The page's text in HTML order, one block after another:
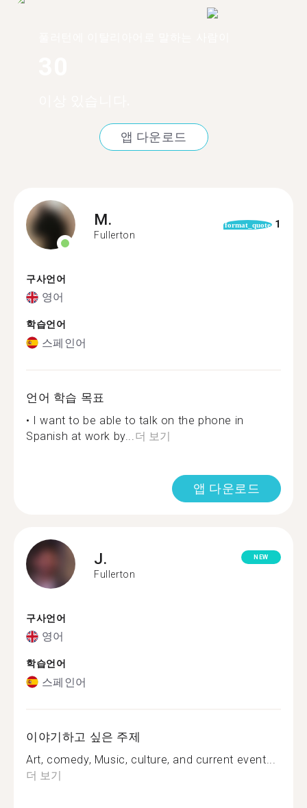
앱 다운로드
M.
Fullerton
format_quote 1
구사언어
영어
학습언어
스페인어
언어 학습 목표
• I want to be able to talk on the phone in
Spanish at work by... 더 보기
앱 다운로드
J.
Fullerton
NEW
구사언어
영어
학습언어
스페인어
이야기하고 싶은 주제
Art, comedy, Music, culture, and current event...
더 보기